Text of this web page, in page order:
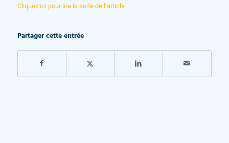
Cliquez ici pour lire la suite de l’article
Partager cette entrée